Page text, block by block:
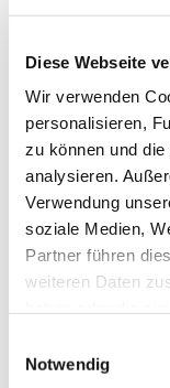
Diese Webseite
Wir verwenden
personalisieren,
zu können und
analysieren.
Verwendung
soziale Medien,
Partner führen
weiteren Daten
Notwendig
Überall, wo
in einem
Vetrotech
unserer
Kompromisse
Schutz von
Verkaufsleiter
uns als Team